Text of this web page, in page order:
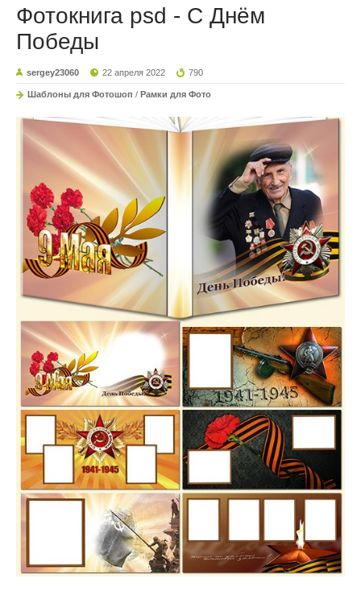
Фотокнига psd - C Днём
Победы
sergey23060 22 апреля 2022 790
Шаблоны для Фотошоп / Рамки для Фото